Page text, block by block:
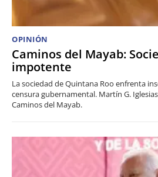
OPINIÓN
Caminos del Mayab:
impotente
La sociedad de Quintana Roo enfrenta
censura gubernamental. Martín G.
Caminos del Mayab.